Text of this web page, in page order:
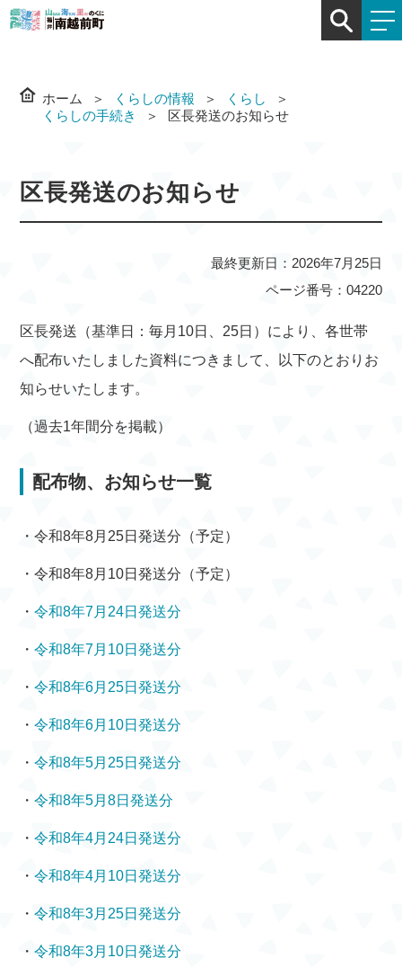
ホーム くらしの情報
くらし
くらしの手続き
区長発送のお知らせ
区長発送のお知らせ
最終更新日：2026年7月25日
ページ番号：04220
区長発送（基準日：毎月10日、25日）により、各世帯
へ配布いたしました資料につきまして、以下のとおりお
知らせいたします。
（過去1年間分を掲載）
配布物、お知らせ一覧
・令和8年8月25日発送分（予定）
・令和8年8月10日発送分（予定）
・令和8年7月24日発送分
・令和8年7月10日発送分
・令和8年6月25日発送分
・令和8年6月10日発送分
・令和8年5月25日発送分
・令和8年5月8日発送分
・令和8年4月24日発送分
・令和8年4月10日発送分
・令和8年3月25日発送分
・令和8年3月10日発送分